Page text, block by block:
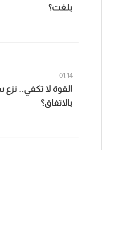
بلغت؟
01:14
القوة لا تكفي..
بالاتفاق؟